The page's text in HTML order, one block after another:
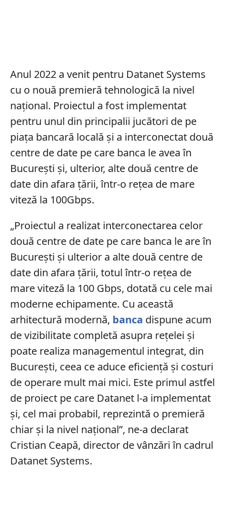
Anul 2022 a venit pentru Datanet Systems
cu o nouă premieră tehnologică la nivel
național. Proiectul a fost implementat
pentru unul din principalii jucători de pe
piața bancară locală și a interconectat două
centre de date pe care banca le avea în
București și, ulterior, alte două centre de
date din afara țării, într-o rețea de mare
viteză la 100Gbps.
„Proiectul a realizat interconectarea celor
două centre de date pe care banca le are în
București și ulterior a alte două centre de
date din afara țării, totul într-o rețea de
mare viteză la 100 Gbps, dotată cu cele mai
moderne echipamente. Cu această
arhitectură modernă, banca dispune acum
de vizibilitate completă asupra rețelei și
poate realiza managementul integrat, din
București, ceea ce aduce eficiență și costuri
de operare mult mai mici. Este primul astfel
de proiect pe care Datanet l-a implementat
și, cel mai probabil, reprezintă o premieră
chiar și la nivel național”, ne-a declarat
Cristian Ceapă, director de vânzări în cadrul
Datanet Systems.